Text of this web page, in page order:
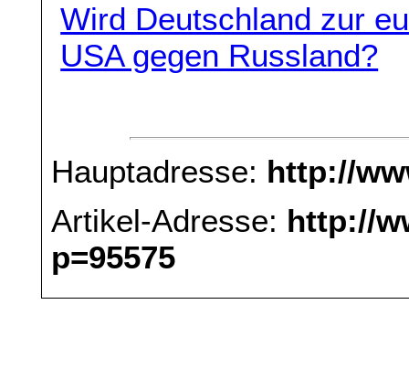
Wird Deutschland zur
USA gegen Russland?
Hauptadresse: http://
Artikel-Adresse: http://
p=95575